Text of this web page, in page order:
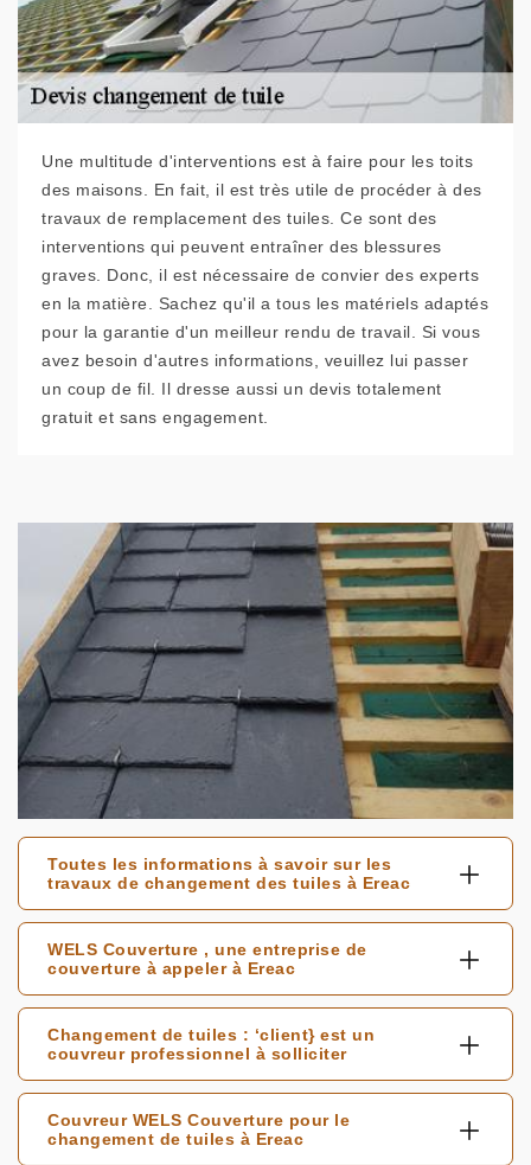
Une multitude d'interventions est à faire pour les toits
des maisons. En fait, il est très utile de procéder à des
travaux de remplacement des tuiles. Ce sont des
interventions qui peuvent entraîner des blessures
graves. Donc, il est nécessaire de convier des experts
en la matière. Sachez qu'il a tous les matériels adaptés
pour la garantie d'un meilleur rendu de travail. Si vous
avez besoin d'autres informations, veuillez lui passer
un coup de fil. Il dresse aussi un devis totalement
gratuit et sans engagement.
Toutes les informations à savoir sur les
travaux de changement des tuiles à Ereac
WELS Couverture , une entreprise de
couverture à appeler à Ereac
Changement de tuiles : ‘client} est un
couvreur professionnel à solliciter
Couvreur WELS Couverture pour le
changement de tuiles à Ereac